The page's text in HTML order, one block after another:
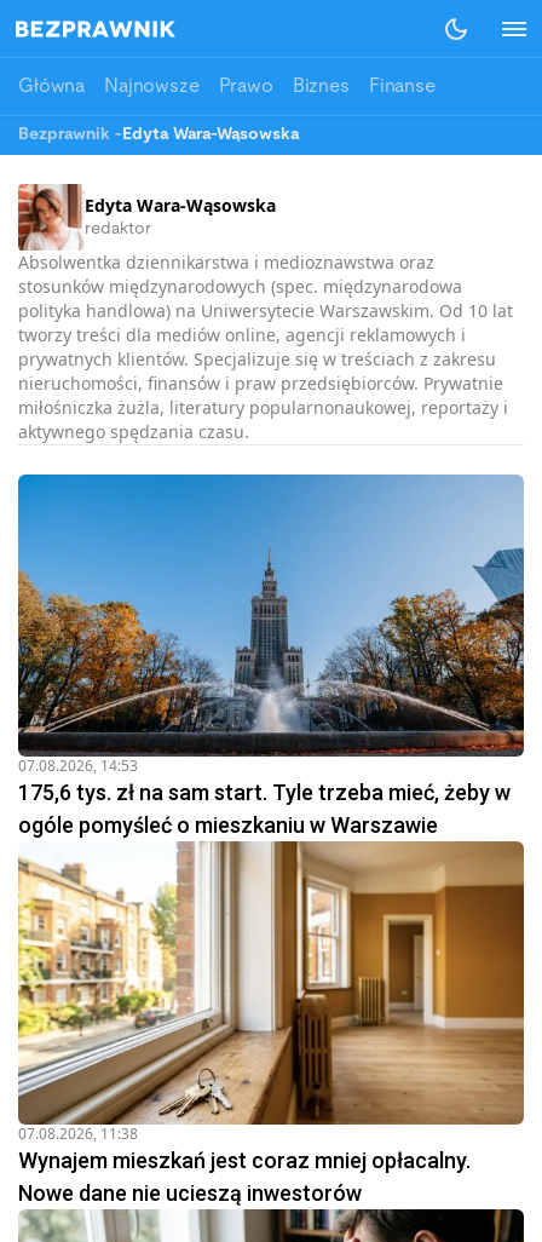
Główna Najnowsze Prawo Biznes Finanse
Bezprawnik - Edyta Wara-Wąsowska
Edyta Wara-Wąsowska
redaktor
Absolwentka dziennikarstwa i medioznawstwa oraz
stosunków międzynarodowych (spec. międzynarodowa
polityka handlowa) na Uniwersytecie Warszawskim. Od 10 lat
tworzy treści dla mediów online, agencji reklamowych i
prywatnych klientów. Specjalizuje się w treściach z zakresu
nieruchomości, finansów i praw przedsiębiorców. Prywatnie
miłośniczka żużla, literatury popularnonaukowej, reportaży i
aktywnego spędzania czasu.
07.08.2026, 14:53
175,6 tys. zł na sam start. Tyle trzeba mieć, żeby w
ogóle pomyśleć o mieszkaniu w Warszawie
07.08.2026, 11:38
Wynajem mieszkań jest coraz mniej opłacalny.
Nowe dane nie ucieszą inwestorów